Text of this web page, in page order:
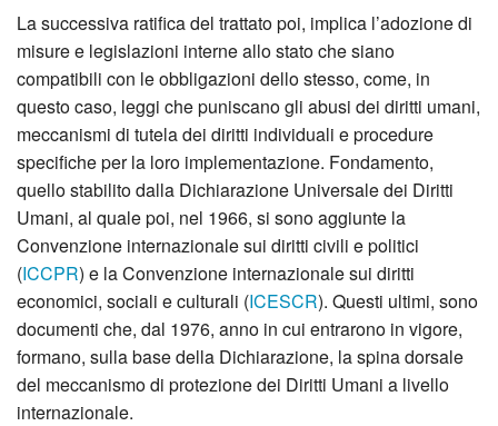
La successiva ratifica del trattato poi, implica l’adozione di
misure e legislazioni interne allo stato che siano
compatibili con le obbligazioni dello stesso, come, in
questo caso, leggi che puniscano gli abusi dei diritti umani,
meccanismi di tutela dei diritti individuali e procedure
specifiche per la loro implementazione. Fondamento,
quello stabilito dalla Dichiarazione Universale dei Diritti
Umani, al quale poi, nel 1966, si sono aggiunte la
Convenzione internazionale sui diritti civili e politici
(ICCPR) e la Convenzione internazionale sui diritti
economici, sociali e culturali (ICESCR). Questi ultimi, sono
documenti che, dal 1976, anno in cui entrarono in vigore,
formano, sulla base della Dichiarazione, la spina dorsale
del meccanismo di protezione dei Diritti Umani a livello
internazionale.